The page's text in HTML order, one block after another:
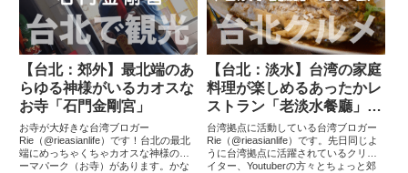
【台北：郊外】最北端のあ
らゆる神様がいるカオスな
お寺「石門金剛宮」
お寺が大好きな台湾ブロガー
Rie（@rieasianlife）です！台北の最北
端にめっちゃくちゃカオスな神様のテ
ーマパーク（お寺）があります。かな
【台北：淡水】台湾の家庭
料理が楽しめるあったかレ
ストラン「老淡水餐廳」で
食事会！
台湾拠点に活動している台湾ブロガー
Rie（@rieasianlife）です。先日同じよ
うに台湾拠点に活躍されているクリエ
イター、Youtuberの方々とちょっと郊